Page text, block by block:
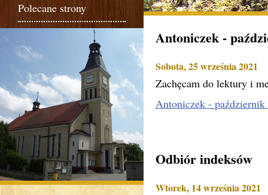
Polecane strony
Antoniczek -
Sobota, 25 września 2021
Zachęcam do lektury i
Antoniczek -
Odbiór indeksów
Wtorek, 14 września 2021